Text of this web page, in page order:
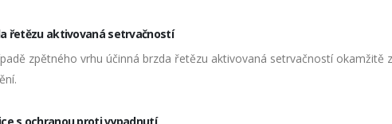
řetězu aktivovaná setrvačností
zpětného vrhu účinná brzda řetězu aktivovaná setrvačností
s ochranou proti vypadnutí